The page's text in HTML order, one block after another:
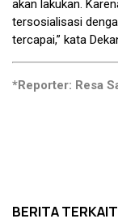
akan lakukan.
tersosialisasi
tercapai,” kata
*Reporter: Resa
BERITA TERKAIT